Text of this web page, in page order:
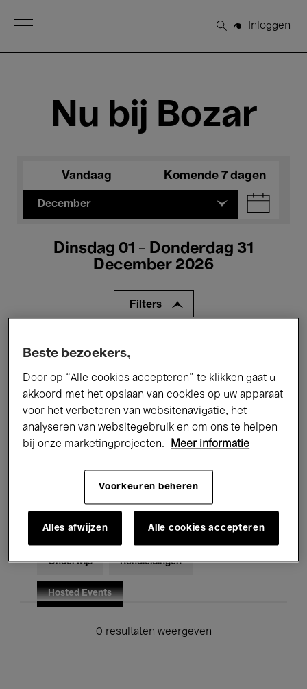
Open Menu
Zoeken
Inloggen
Nu bij Bozar
Vandaag Komende 7 dagen
December
Dinsdag 01 - Donderdag 31
December 2026
Filters
Alle evenementen
Tentoonstellingen Films
Performances Lezingen & Debatten
Jazz Klassieke Muziek Global Music
Voor iedereen Kids’ Palace
Onderwijs Rondleidingen
Hosted Events
0 resultaten weergeven
Beste bezoekers,
Door op “Alle cookies accepteren” te klikken gaat u
akkoord met het opslaan van cookies op uw apparaat
voor het verbeteren van websitenavigatie, het
analyseren van websitegebruik en om ons te helpen
bij onze marketingprojecten.
Meer informatie
Voorkeuren beheren
Alles afwijzen Alle cookies accepteren